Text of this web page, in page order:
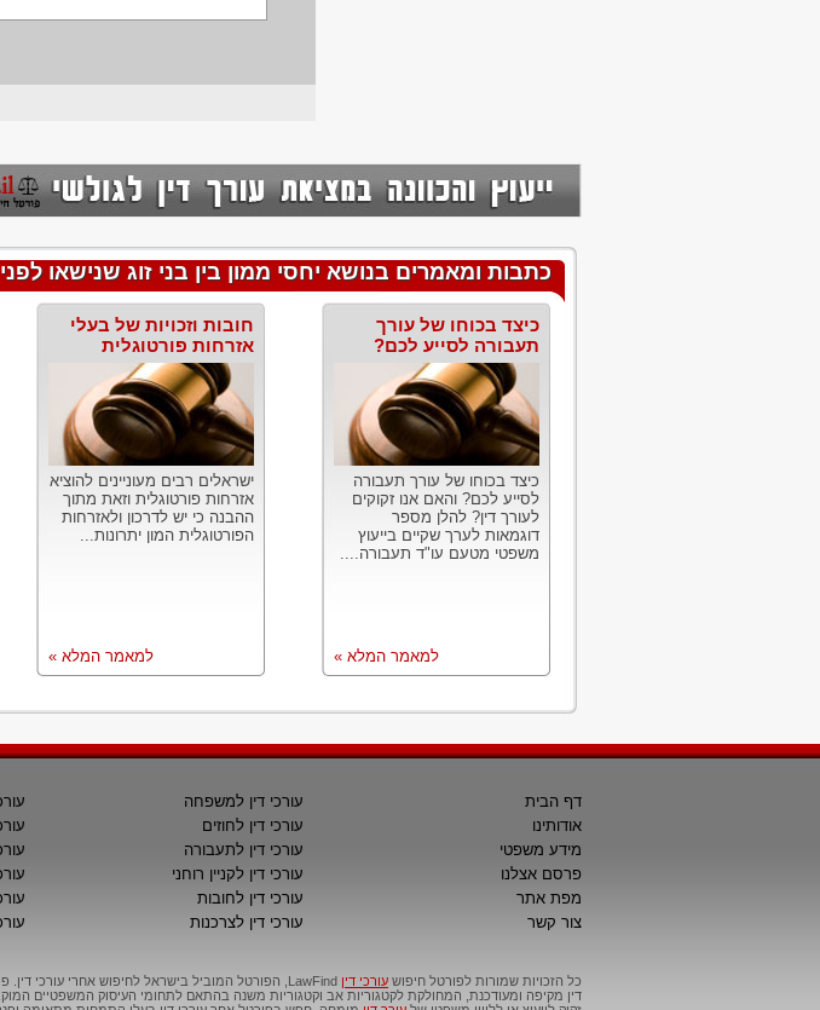
כתבות ומאמרים בנושא יחסי ממון בין בני זוג שנישאו לפני
כיצד בכוחו של עורך
תעבורה לסייע לכם?
כיצד בכוחו של עורך תעבורה
לסייע לכם? והאם אנו זקוקים
לעורך דין? להלן מספר
דוגמאות לערך שקיים בייעוץ
משפטי מטעם עו"ד תעבורה....
למאמר המלא »
חובות וזכויות של בעלי
אזרחות פורטוגלית
ישראלים רבים מעוניינים להוציא
אזרחות פורטוגלית וזאת מתוך
ההבנה כי יש לדרכון ולאזרחות
הפורטוגלית המון יתרונות...
למאמר המלא »
דף הבית
אודותינו
מידע משפטי
פרסם אצלנו
מפת אתר
צור קשר
עורכי דין למשפחה
עורכי דין לחוזים
עורכי דין לתעבורה
עורכי דין לקניין רוחני
עורכי דין לחובות
עורכי דין לצרכנות
כל הזכויות שמורות לפורטל חיפוש עורכי דין
דין מקיפה ומעודכנת, המחולקת לקטגוריות אב וקטגוריות משנה בהתאם לתחומי העיסוק המשפטיים